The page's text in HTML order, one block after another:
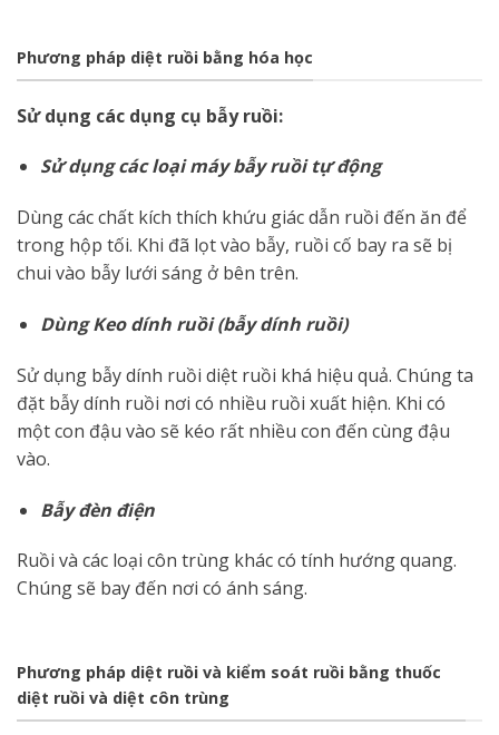
Phương pháp diệt ruồi bằng hóa học
Sử dụng các dụng cụ bẫy ruồi:
Sử dụng các loại máy bẫy ruồi tự động
Dùng các chất kích thích khứu giác dẫn ruồi đến ăn để
trong hộp tối. Khi đã lọt vào bẫy, ruồi cố bay ra sẽ bị
chui vào bẫy lưới sáng ở bên trên.
Dùng Keo dính ruồi (bẫy dính ruồi)
Sử dụng bẫy dính ruồi diệt ruồi khá hiệu quả. Chúng ta
đặt bẫy dính ruồi nơi có nhiều ruồi xuất hiện. Khi có
một con đậu vào sẽ kéo rất nhiều con đến cùng đậu
vào.
Bẫy đèn điện
Ruồi và các loại côn trùng khác có tính hướng quang.
Chúng sẽ bay đến nơi có ánh sáng.
Phương pháp diệt ruồi và kiểm soát ruồi bằng thuốc
diệt ruồi và diệt côn trùng